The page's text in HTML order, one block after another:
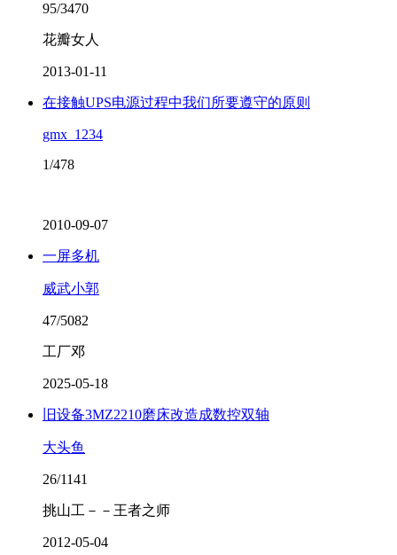
95/3470
花瓣女人
2013-01-11
在接触UPS电源过程中我们所要遵守的原则
gmx_1234
1/478
2010-09-07
一屏多机
威武小郭
47/5082
工厂邓
2025-05-18
旧设备3MZ2210磨床改造成数控双轴
大头鱼
26/1141
挑山工－－王者之师
2012-05-04